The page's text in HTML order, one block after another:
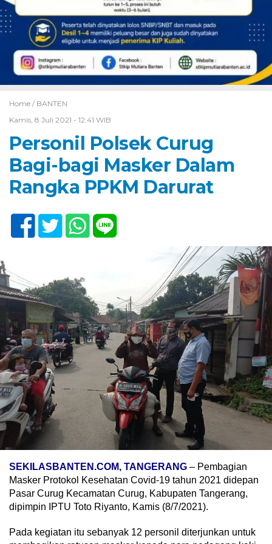
Home / BANTEN
Kamis, 8 Juli 2021 - 12:41 WIB
Personil Polsek Curug
Bagi-bagi Masker Dalam
Rangka PPKM Darurat
SEKILASBANTEN.COM, TANGERANG – Pembagian
Masker Protokol Kesehatan Covid-19 tahun 2021 didepan
Pasar Curug Kecamatan Curug, Kabupaten Tangerang,
dipimpin IPTU Toto Riyanto, Kamis (8/7/2021).
Pada kegiatan itu sebanyak 12 personil diterjunkan untuk